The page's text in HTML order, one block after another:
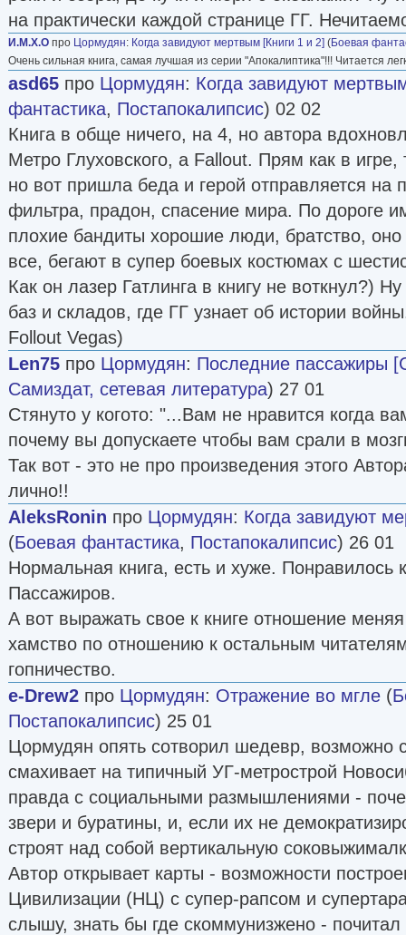
на практически каждой странице ГГ.
И.М.Х.О про Цормудян: Когда завидуют мертвым [Книги 1 и 2] (Боевая
Очень сильная книга, самая лучшая из серии "Апокалиптика"!!! Читается
asd65 про Цормудян: Когда завидуют
фантастика, Постапокалипсис) 02 02
Книга в обще ничего, на 4, но автора
Метро Глуховского, a Fallout. Прям как в игре,
но вот пришла беда и герой отправляется на
фильтра, прадон, спасение мира. По дороге
плохие бандиты хорошие люди, братство, оно
все, бегают в супер боевых костюмах с
Как он лазер Гатлинга в книгу не воткнул?)
баз и складов, где ГГ узнает об истории
Follout Vegas)
Len75 про Цормудян: Последние пассажиры
Самиздат, сетевая литература) 27 01
Стянуто у когото: "...Вам не нравится когда
почему вы допускаете чтобы вам срали в
Так вот - это не про произведения этого
лично!!
AleksRonin про Цормудян: Когда завидуют
(Боевая фантастика, Постапокалипсис) 26 01
Нормальная книга, есть и хуже. Понравилось
Пассажиров.
А вот выражать свое к книге отношение
хамство по отношению к остальным
гопничество.
e-Drew2 про Цормудян: Отражение во мгле (
Постапокалипсис) 25 01
Цормудян опять сотворил шедевр, возможно
смахивает на типичный УГ-метрострой
правда с социальными размышлениями -
звери и буратины, и, если их не
строят над собой вертикальную
Автор открывает карты - возможности
Цивилизации (НЦ) с супер-рапсом и
слышу, знать бы где скоммунизжено -